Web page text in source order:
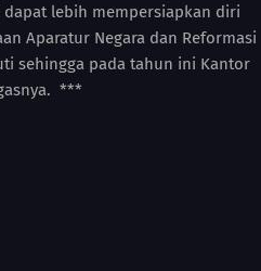
dapat lebih mempersiapkan diri
Aparatur Negara dan Reformasi
sehingga pada tahun ini Kantor
***